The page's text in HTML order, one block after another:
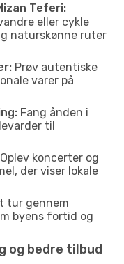
Teferi:
eller cykle
naturskønne ruter
Prøv autentiske
varer på
Fang ånden i
til
Oplev koncerter og
der viser lokale
tur gennem
byens fortid og
og bedre tilbud